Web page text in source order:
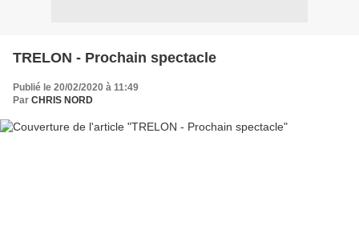
TRELON - Prochain spectacle
Publié le 20/02/2020 à 11:49
Par CHRIS NORD